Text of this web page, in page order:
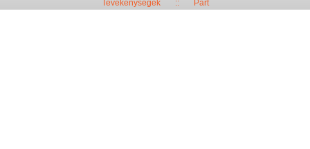
Tevékenységek:: Part